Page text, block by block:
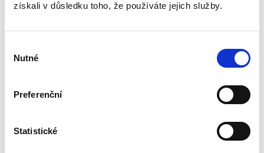
získali v důsledku toho, že používáte jejich služby.
souhlasu
Nutné
Preferenční
Statistické